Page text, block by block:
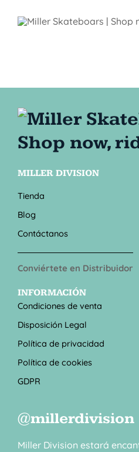
MILLER DIVISION
Tienda
Blog
Contáctanos
Conviértete en Distribuidor
INFORMACIÓN
Condiciones de venta
Disposición Legal
Política de privacidad
Política de cookies
GDPR
@millerdivision
Miller Division estará